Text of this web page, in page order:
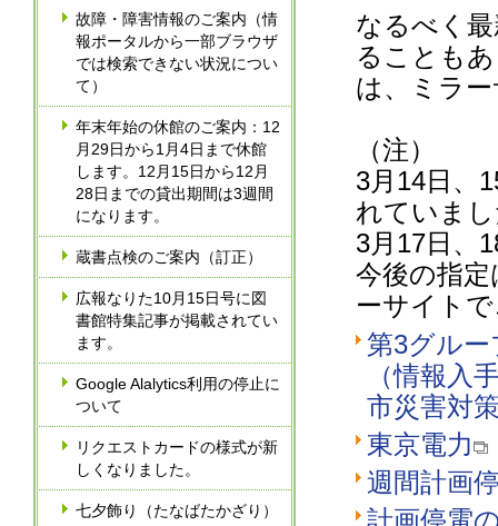
故障・障害情報のご案内（情
報ポータルから一部ブラウザ
では検索できない状況につい
て）
年末年始の休館のご案内：12
月29日から1月4日まで休館
します。12月15日から12月
28日までの貸出期間は3週間
になります。
蔵書点検のご案内（訂正）
広報なりた10月15日号に図
書館特集記事が掲載されてい
ます。
Google Alalytics利用の停止に
ついて
リクエストカードの様式が新
しくなりました。
七夕飾り（たなばたかざり）
なるべく
ることも
は、ミラ
（注）
3月14日、
れていま
3月17日、
今後の指
ーサイト
第3グル
（情報入
市災害対
東京電力
週間計画
計画停電